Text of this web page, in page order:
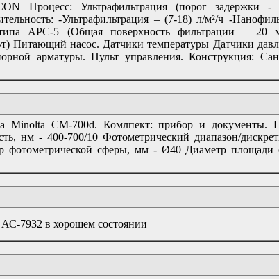
Процесс: Ультрафильтрация (порог
-Ультрафильтрация – (7-18) л/м²/ч -
типа АРС-5 (Общая поверхность фильтрации – 20
Питающий насос. Датчики температуры Датчики
арматуры. Пульт управления. Конструкция:
Minolta CM-700d. Комлпект: прибор и документы.
нм - 400-700/10 Фотометрический диапазон/
фотометрической сферы, мм - Ø40 Диаметр площади
7932 в хорошем состоянии